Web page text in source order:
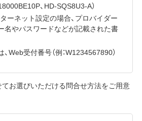
、HD-SQS8U3-A）
ーネット設定の場合、プロバイダー
名やパスワードなどが記載された書
Web受付番号（例：W1234567890）
お選びいただける問合せ方法をご用意